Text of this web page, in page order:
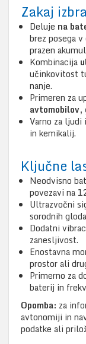
Zakaj
Deluje na
brez posega
prazen
Kombinacija
učinkovitost
nanje.
Primeren za
avtomobilov,
Varno za
in kemikalij.
Ključne
Neodvisno
povezavi na
Ultrazvočni
sorodnih
Dodatni
zanesljivost.
Enostavna
prostor ali
Primerno za
baterij in
Opomba: za
avtonomiji in
podatke ali